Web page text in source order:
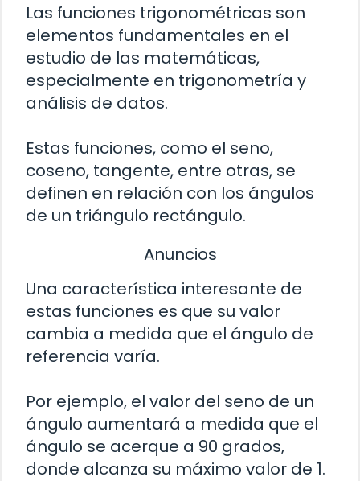
Las funciones trigonométricas son
elementos fundamentales en el
estudio de las matemáticas,
especialmente en trigonometría y
análisis de datos.
Estas funciones, como el seno,
coseno, tangente, entre otras, se
definen en relación con los ángulos
de un triángulo rectángulo.
Anuncios
Una característica interesante de
estas funciones es que su valor
cambia a medida que el ángulo de
referencia varía.
Por ejemplo, el valor del seno de un
ángulo aumentará a medida que el
ángulo se acerque a 90 grados,
donde alcanza su máximo valor de 1.